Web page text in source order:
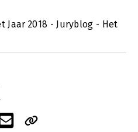
2018 - Juryblog - Het